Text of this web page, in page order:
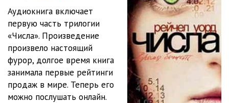
008 19:13
009 07:13
14:03
011
012 19:08
Аудиокнига включает
первую часть трилогии
«Числа». Произведение
произвело настоящий
фурор, долгое время книга
занимала первые рейтинги
продаж в мире. Теперь его
можно послушать онлайн.